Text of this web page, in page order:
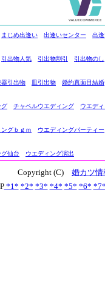
まじめ出逢い 出逢いセンター
出
引出物人気 引出物割引
引出物のし
器引出物 皿引出物
婚約真面目結婚
グ チャペルウエディング
ウエデ
グｂｇｍ
ウエディングパーティー
仙台 ウエディング演出
Copyright (C) 婚カツ
*1* *2* *3* *4* *5* *6*